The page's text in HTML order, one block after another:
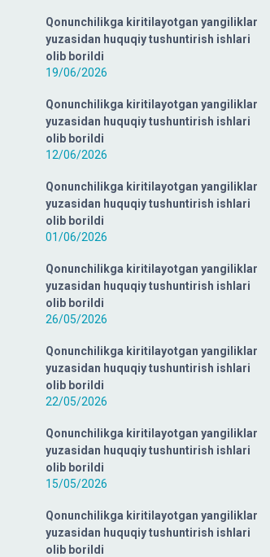
Qonunchilikga kiritilayotgan yangiliklar
yuzasidan huquqiy tushuntirish ishlari
olib borildi
19/06/2026
Qonunchilikga kiritilayotgan yangiliklar
yuzasidan huquqiy tushuntirish ishlari
olib borildi
12/06/2026
Qonunchilikga kiritilayotgan yangiliklar
yuzasidan huquqiy tushuntirish ishlari
olib borildi
01/06/2026
Qonunchilikga kiritilayotgan yangiliklar
yuzasidan huquqiy tushuntirish ishlari
olib borildi
26/05/2026
Qonunchilikga kiritilayotgan yangiliklar
yuzasidan huquqiy tushuntirish ishlari
olib borildi
22/05/2026
Qonunchilikga kiritilayotgan yangiliklar
yuzasidan huquqiy tushuntirish ishlari
olib borildi
15/05/2026
Qonunchilikga kiritilayotgan yangiliklar
yuzasidan huquqiy tushuntirish ishlari
olib borildi